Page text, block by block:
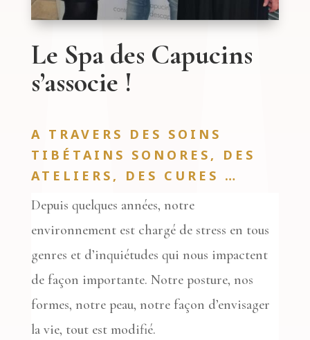
Le Spa des Capucins
s’associe !
A TRAVERS DES SOINS
TIBÉTAINS SONORES, DES
ATELIERS, DES CURES …
Depuis quelques années, notre
environnement est chargé de stress en tous
genres et d’inquiétudes qui nous impactent
de façon importante. Notre posture, nos
formes, notre peau, notre façon d’envisager
la vie, tout est modifié.